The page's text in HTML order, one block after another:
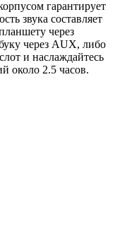
гарантирует
звука составляет
через
через AUX, либо
и наслаждайтесь
около 2.5 часов.